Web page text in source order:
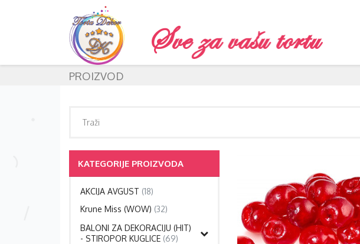
PROIZVOD
KATEGORIJE PROIZVODA
AKCIJA AVGUST (18)
Krune Miss (WOW) (32)
BALONI ZA DEKORACIJU (HIT)
- STIROPOR KUGLICE (69)